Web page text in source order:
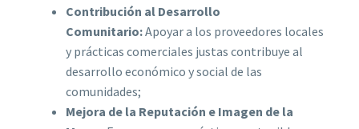
Contribución al Desarrollo
Comunitario:Apoyar a los proveedores locales
y prácticas comerciales justas contribuye al
desarrollo económico y social de las
comunidades;
Mejora de la Reputación e Imagen de la